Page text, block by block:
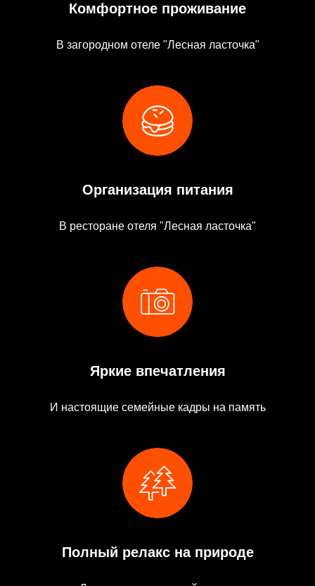
Комфортное проживание
В загородном отеле "Лесная ласточка"
Организация питания
В ресторане отеля "Лесная ласточка"
Яркие впечатления
И настоящие семейные кадры на память
Полный релакс на природе